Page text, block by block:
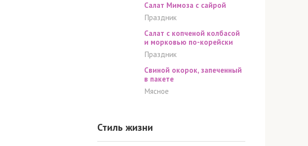
Салат Мимоза с сайрой
Праздник
Салат с копченой колбасой
и морковью по-корейски
Праздник
Свиной окорок, запеченный
в пакете
Мясное
Стиль жизни